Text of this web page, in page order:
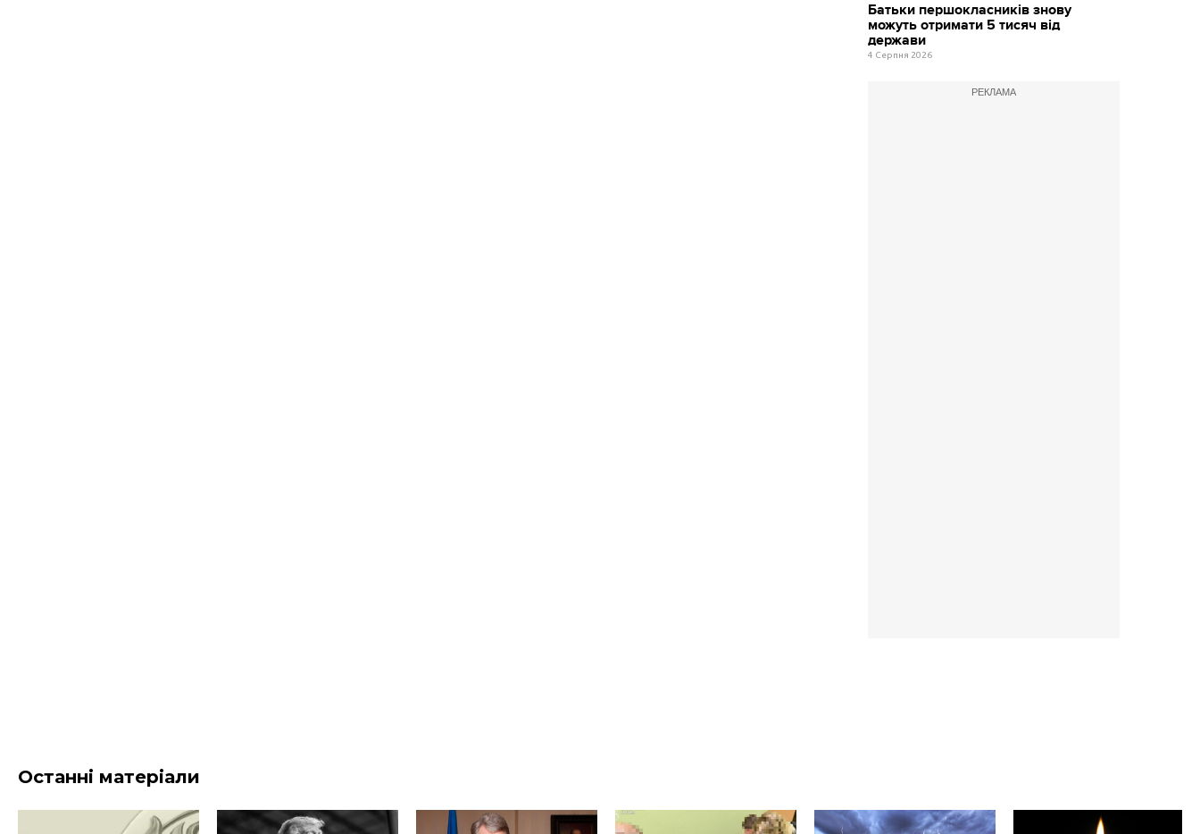
Батьки першокласників знову
можуть отримати 5 тисяч від
держави
4 Серпня 2026
РЕКЛАМА
Останні матеріали